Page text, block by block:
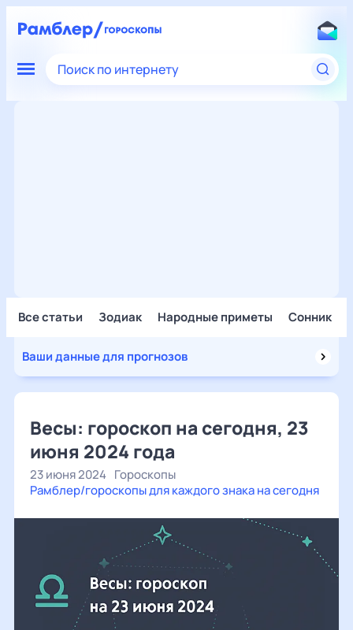
Поиск по интернету
Все статьи Зодиак Народные приметы Сонник
Ваши данные для прогнозов
Весы: гороскоп на сегодня, 23
июня 2024 года
23 июня 2024 Гороскопы
Рамблер/гороскопы для каждого знака на сегодня